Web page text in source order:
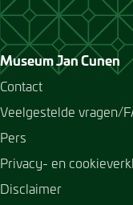
Museum Jan Cunen
Contact
Veelgestelde vragen/
Pers
Privacy- en
Disclaimer